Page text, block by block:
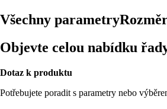
Všechny parametry
Objevte celou nabídku
Dotaz k produktu
Potřebujete poradit s parametry nebo